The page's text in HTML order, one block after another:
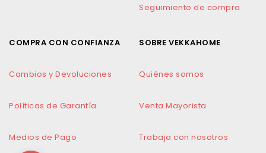
Seguimiento de compra
COMPRA CON CONFIANZA
Cambios y Devoluciones
Políticas de Garantía
Medios de Pago
SOBRE VEKKAHOME
Quiénes somos
Venta Mayorista
Trabaja con nosotros